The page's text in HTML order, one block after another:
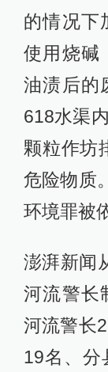
的情况下
使用烧碱
油渍后的
618水渠
颗粒作坊
危险物质
环境罪被
澎湃新闻
河流警长
河流警长
19名、分